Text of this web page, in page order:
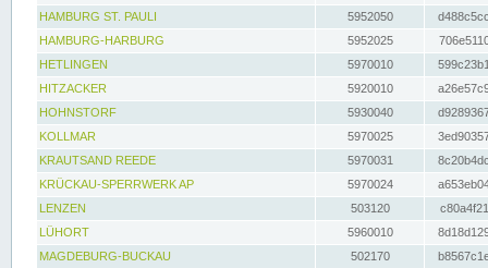
HAMBURG ST. PAULI
5952050
HAMBURG-HARBURG
5952025
HETLINGEN
5970010
HITZACKER
5920010
HOHNSTORF
5930040
KOLLMAR
5970025
KRAUTSAND REEDE
5970031
KRÜCKAU-SPERRWERK AP
5970024
LENZEN
503120
LÜHORT
5960010
MAGDEBURG-BUCKAU
502170